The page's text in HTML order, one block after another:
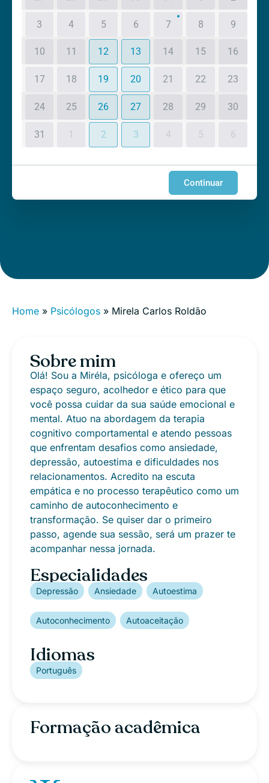
3 4 5 6 7 8 9
10 11 12 13 14 15 16
17 18 19 20 21 22 23
24 25 26 27 28 29 30
31 1 2 3 4 5 6
Continuar
Home » Psicólogos » Mirela Carlos Roldão
Sobre mim
Olá! Sou a Miréla, psicóloga e ofereço um
espaço seguro, acolhedor e ético para que
você possa cuidar da sua saúde emocional e
mental. Atuo na abordagem da terapia
cognitivo comportamental e atendo pessoas
que enfrentam desafios como ansiedade,
depressão, autoestima e dificuldades nos
relacionamentos. Acredito na escuta
empática e no processo terapêutico como um
caminho de autoconhecimento e
transformação. Se quiser dar o primeiro
passo, agende sua sessão, será um prazer te
acompanhar nessa jornada.
Especialidades
Depressão Ansiedade Autoestima
Autoconhecimento Autoaceitação
Idiomas
Português
Formação acadêmica